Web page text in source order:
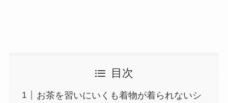
目次
お茶を習いにいくも着物が着られないシ